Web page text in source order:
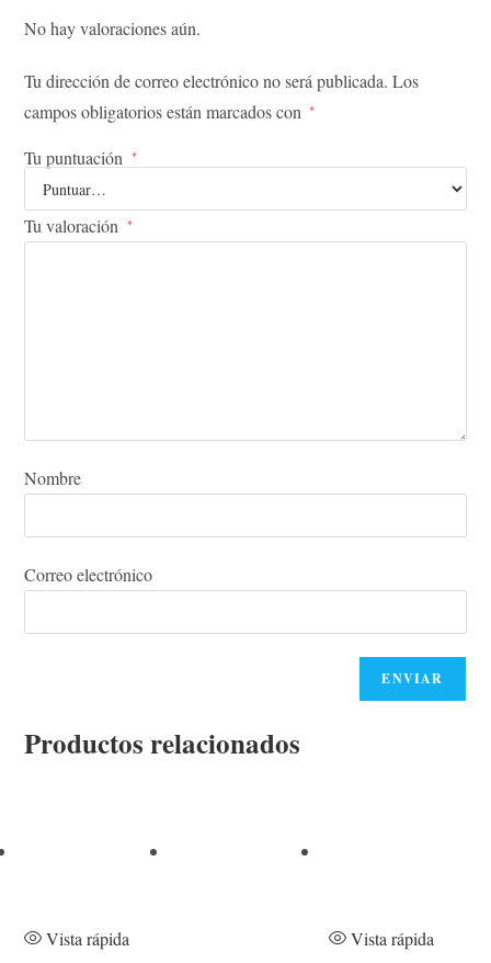
No hay valoraciones aún.
Tu dirección de correo electrónico no será publicada. Los
campos obligatorios están marcados con *
Tu puntuación *
Tu valoración *
Nombre
Correo electrónico
Productos relacionados
Vista rápida Vista rápida